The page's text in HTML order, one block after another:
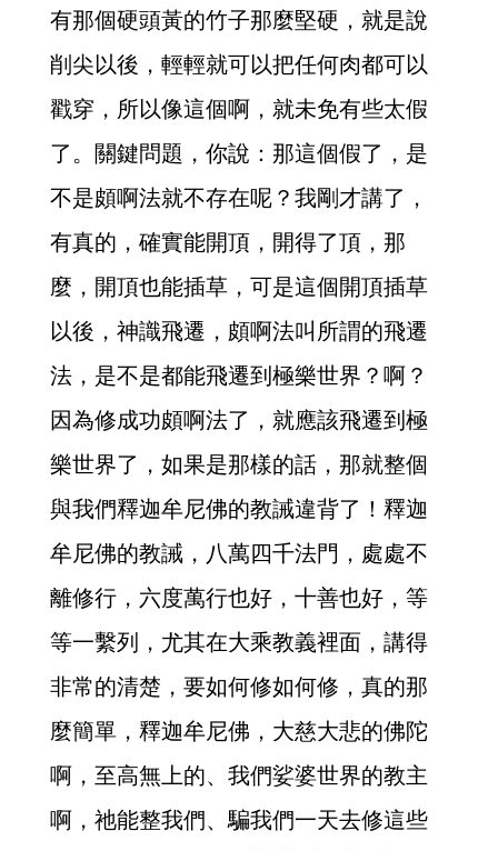
有那個硬頭黃的竹子那麼堅硬，就是說
削尖以後，輕輕就可以把任何肉都可以
戳穿，所以像這個啊，就未免有些太假
了。關鍵問題，你說：那這個假了，是
不是頗啊法就不存在呢？我剛才講了，
有真的，確實能開頂，開得了頂，那
麼，開頂也能插草，可是這個開頂插草
以後，神識飛遷，頗啊法叫所謂的飛遷
法，是不是都能飛遷到極樂世界？啊？
因為修成功頗啊法了，就應該飛遷到極
樂世界了，如果是那樣的話，那就整個
與我們釋迦牟尼佛的教誡違背了！釋迦
牟尼佛的教誡，八萬四千法門，處處不
離修行，六度萬行也好，十善也好，等
等一繫列，尤其在大乘教義裡面，講得
非常的清楚，要如何修如何修，真的那
麼簡單，釋迦牟尼佛，大慈大悲的佛陀
啊，至高無上的、我們娑婆世界的教主
啊，祂能整我們、騙我們一天去修這些